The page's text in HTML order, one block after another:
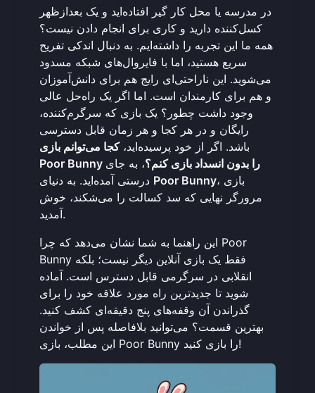
در مدرسه یا محل کار گیر افتاده‌اید و یک بعدازظهر
کسل‌کننده دارید و کاری برای انجام دادن نیست؟
همه ما این تجربه را داشته‌ایم. به دنبال اندکی تفریح
سریع هستید، اما با فایروال‌های شبکه مسدود
می‌شوید. این ناراحتی‌ای رایج هم برای دانش‌آموزان
و هم برای کارمندان است. اما اگر یک راه‌حل عالی
وجود داشت چطور؟ یک بازی که سرگرم‌کننده،
رایگان و در هر کجا و هر زمان قابل دسترسی
باشد. اگر از خود پرسیده‌اید،کجا می‌توانم بازی
Poor Bunny را بدون انسداد بازی کنم؟، به جای
Poor Bunny، بازی
مرورگر نهایی که سد کسالت را می‌شکند، خوش
آمدید.
این راهنما به شما نشان می‌دهد که چرا Poor
Bunny فقط یک بازی آنلاین دیگر نیست؛ بلکه
انقلابی در سرگرمی قابل دسترس است. آماده
شوید تا جدیدترین راه مورد علاقه خود را برای
گذراندن آن وقفه‌های پنج دقیقه‌ای کشف کنید.
بهترین قسمت؟ می‌توانید بلافاصله پس از خواندن
این مطلب،
بازی Poor Bunny را بازی کنید!